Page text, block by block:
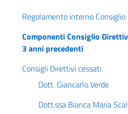
Regolamento interno
Componenti Consiglio
3 anni precedenti
Consigli Direttivi cessati
Dott. Giancarlo Verde
Dott.ssa Bianca Maria